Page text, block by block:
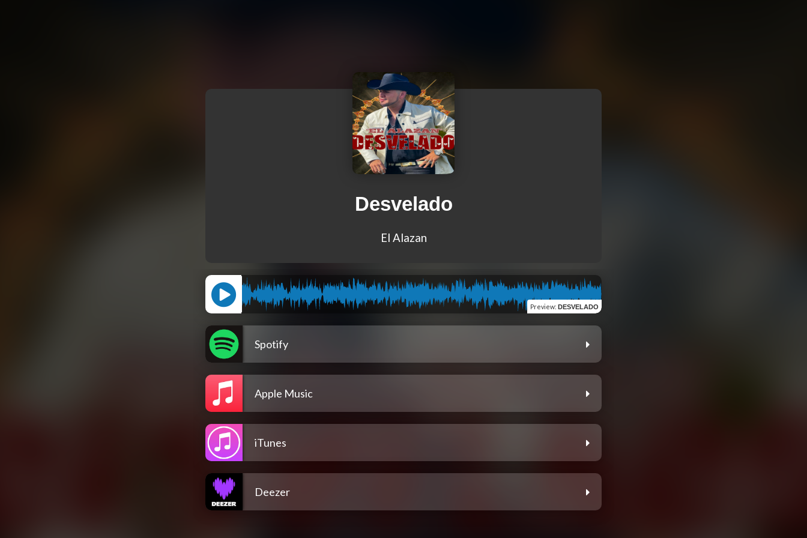
Desvelado
El Alazan
Preview: DESVELADO
Spotify
Apple Music
iTunes
Deezer